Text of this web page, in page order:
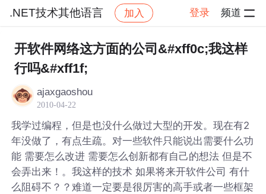
.NET技术其他语言 加入 登录 频道
社区 .NET技术其他语言 帖子详情
开软件网络这方面的公司&#xff0c;我这样
行吗&#xff1f;
ajaxgaoshou
2010-04-22
我学过编程，但是也没什么做过大型的开发。现在有2
年没做了，有点生疏。对一些软件只能说出需要什么功
能 需要怎么改进 需要怎么创新都有自己的想法 但是不
会弄出来！。我这样的技术 如果将来开软件公司 有什
么阻碍不？？难道一定要是很厉害的高手或者一些框架